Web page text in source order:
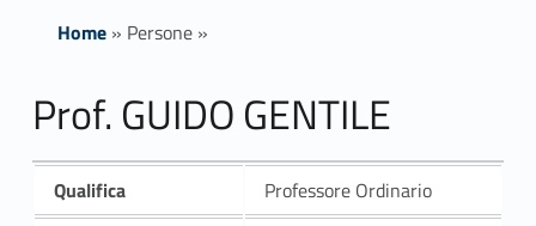
Home» Persone»
Prof. GUIDO GENTILE
Qualifica
Professore Ordinario